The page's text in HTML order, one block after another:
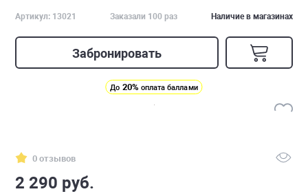
Артикул: 13021 Заказали 100 раз Наличие в магазинах
Забронировать
До 20% оплата баллами
0 отзывов
2 290 руб.